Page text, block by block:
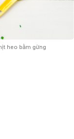
heo bằm gừng